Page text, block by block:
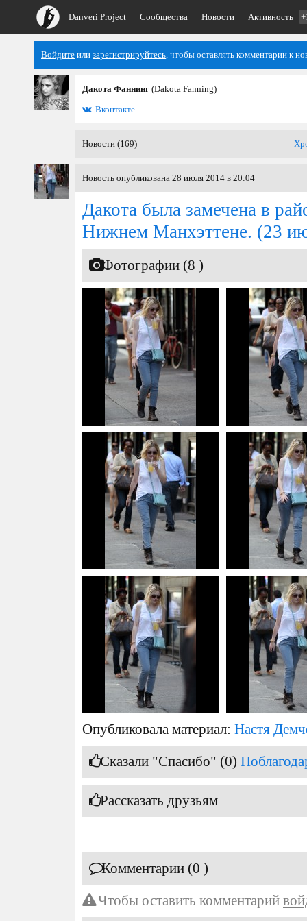
Danveri Project Сообщества Новости Активность
Войдите или зарегистрируйтесь, чтобы оставлять комментарии к
Дакота Фаннинг (Dakota Fanning)
Вконтакте
Новости (169)
Новость опубликована 28 июля 2014 в 20:04
Дакота была замечена в
Нижнем Манхэттене. (23
Фотографии (8 )
Опубликовала материал: Настя
Сказали "Спасибо" (0)
Рассказать друзьям
Комментарии (0 )
Чтобы оставить комментарий